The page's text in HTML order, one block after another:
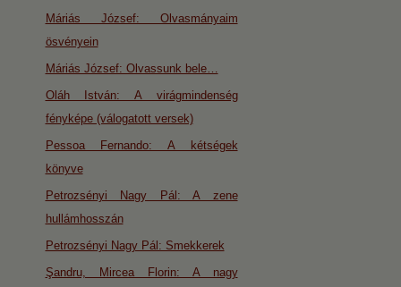
Máriás József: Olvasmányaim
ösvényein
Máriás József: Olvassunk bele…
Oláh István: A virágmindenség
fényképe (válogatott versek)
Pessoa Fernando: A kétségek
könyve
Petrozsényi Nagy Pál: A zene
hullámhosszán
Petrozsényi Nagy Pál: Smekkerek
Şandru, Mircea Florin: A nagy